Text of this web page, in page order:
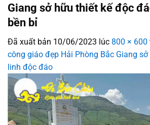
Giang sở hữu thiết kế độc
bền bỉ
Đã xuất bản 10/06/2023 lúc 800 × 600
công giáo đẹp Hải Phòng Bắc Giang
linh độc đáo